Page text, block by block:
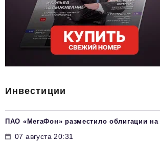
Инвестиции
ПАО «МегаФон» разместило облигации
07 августа 20:31